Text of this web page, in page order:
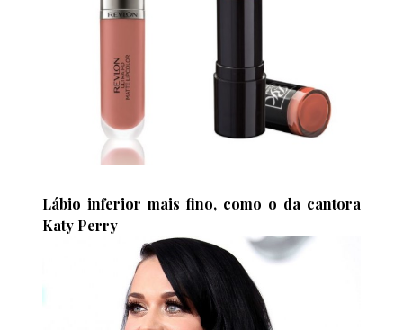
Lábio inferior mais fino, como o da cantora
Katy Perry